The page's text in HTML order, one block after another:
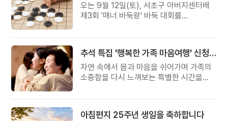
오는 9월 12일(토), 서초구 아버지센터배
제3회 '매너 바둑왕' 바둑 대회를
추석 특집 '행복한 가족 마음여행' 신청 안내
자연 속에서 몸과 마음을 쉬어가며 가족의
소중함을 다시 느껴보는 특별한 시간을
아침편지 25주년 생일을 축하합니다